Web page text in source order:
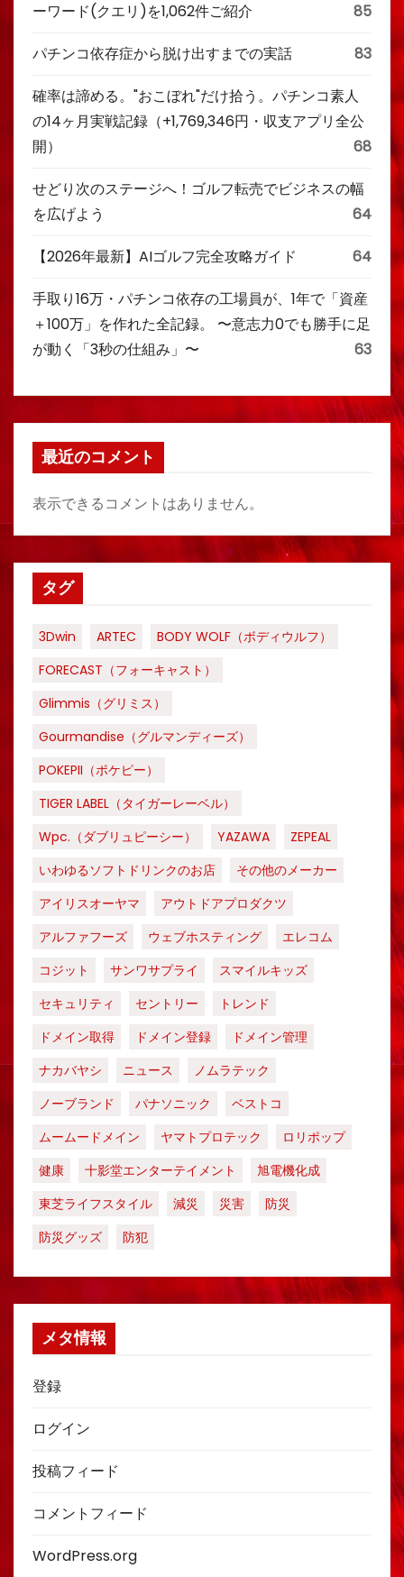
ーワード(クエリ)を1,062件ご紹介
85
パチンコ依存症から脱け出すまでの実話 83
確率は諦める。"おこぼれ"だけ拾う。パチンコ素人
の14ヶ月実戦記録（+1,769,346円・収支アプリ全公
開）
68
せどり次のステージへ！ゴルフ転売でビジネスの幅
を広げよう
64
【2026年最新】AIゴルフ完全攻略ガイド 64
手取り16万・パチンコ依存の工場員が、1年で「資産
＋100万」を作れた全記録。 〜意志力0でも勝手に足
が動く「3秒の仕組み」〜
63
最近のコメント
表示できるコメントはありません。
タグ
3Dwin ARTEC
BODY WOLF（ボディウルフ）
FORECAST（フォーキャスト）
Glimmis（グリミス）
Gourmandise（グルマンディーズ）
POKEPII（ポケピー）
TIGER LABEL（タイガーレーベル）
Wpc.（ダブリュピーシー）
YAZAWA
ZEPEAL
いわゆるソフトドリンクのお店
その他のメーカー
アイリスオーヤマ
アウトドアプロダクツ
アルファフーズ
ウェブホスティング
エレコム
コジット
サンワサプライ
スマイルキッズ
セキュリティ
セントリー
トレンド
ドメイン取得
ドメイン登録
ドメイン管理
ナカバヤシ
ニュース
ノムラテック
ノーブランド
パナソニック
ベストコ
ムームードメイン
ヤマトプロテック
ロリポップ
健康
十影堂エンターテイメント
旭電機化成
東芝ライフスタイル
減災 災害
防災
防災グッズ
防犯
メタ情報
登録
ログイン
投稿フィード
コメントフィード
WordPress.org